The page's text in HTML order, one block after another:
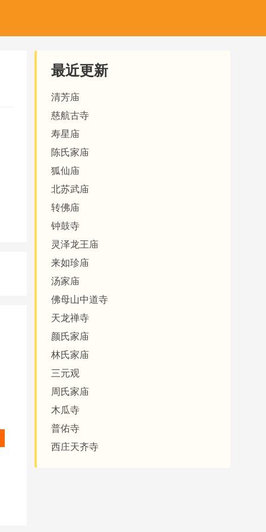
最近更新
清芳庙
慈航古寺
寿星庙
陈氏家庙
狐仙庙
北苏武庙
转佛庙
钟鼓寺
灵泽龙王庙
来如珍庙
汤家庙
佛母山中道寺
天龙禅寺
颜氏家庙
林氏家庙
三元观
周氏家庙
木瓜寺
普佑寺
西庄天齐寺